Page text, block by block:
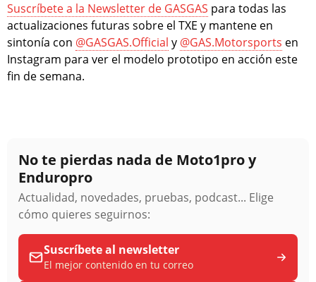
Suscríbete a la Newsletter de GASGAS para todas las
actualizaciones futuras sobre el TXE y mantene en
sintonía con @GASGAS.Official y @GAS.Motorsports en
Instagram para ver el modelo prototipo en acción este
fin de semana.
No te pierdas nada de Moto1pro y
Enduropro
Actualidad, novedades, pruebas, podcast... Elige
cómo quieres seguirnos:
Suscríbete al newsletter
El mejor contenido en tu correo